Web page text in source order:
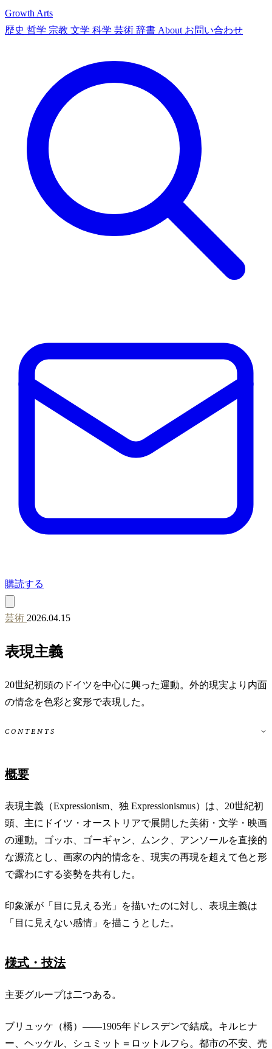
Growth Arts
歴史 哲学 宗教 文学 科学 芸術 辞書 About お問い合わせ
購読する
芸術 2026.04.15
表現主義
20世紀初頭のドイツを中心に興った運動。外的現実より内面
の情念を色彩と変形で表現した。
CONTENTS
概要
表現主義（Expressionism、独 Expressionismus）は、20世紀初
頭、主にドイツ・オーストリアで展開した美術・文学・映画
の運動。ゴッホ、ゴーギャン、ムンク、アンソールを直接的
な源流とし、画家の内的情念を、現実の再現を超えて色と形
で露わにする姿勢を共有した。
印象派が「目に見える光」を描いたのに対し、表現主義は
「目に見えない感情」を描こうとした。
様式・技法
主要グループは二つある。
ブリュッケ（橋）——1905年ドレスデンで結成。キルヒナ
ー、ヘッケル、シュミット＝ロットルフら。都市の不安、売